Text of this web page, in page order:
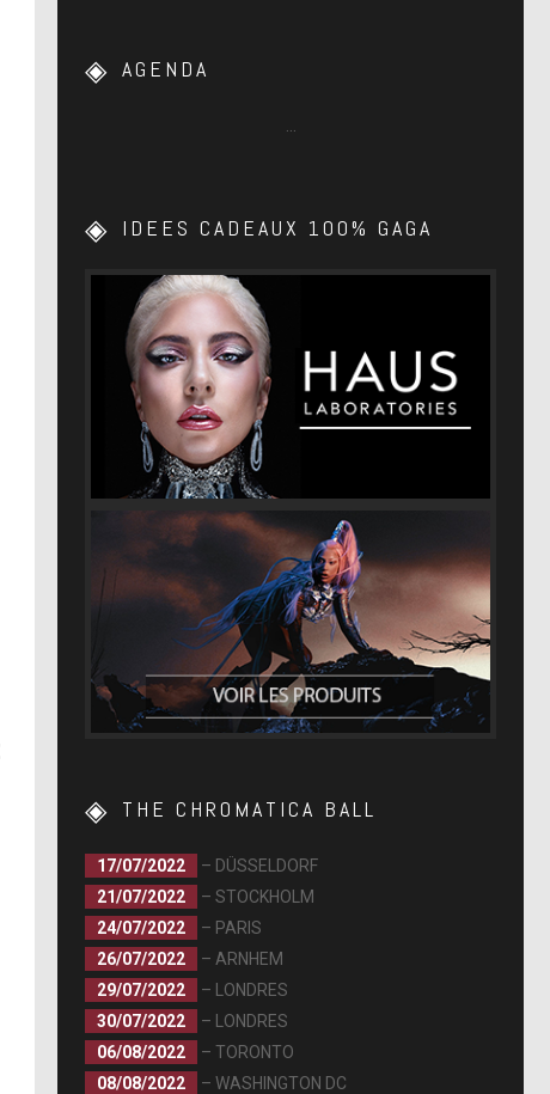
AGENDA
IDEES CADEAUX 100% GAGA
THE CHROMATICA BALL
17/07/2022
– DÜSSELDORF
21/07/2022
– STOCKHOLM
24/07/2022
– PARIS
26/07/2022
– ARNHEM
29/07/2022
– LONDRES
30/07/2022
– LONDRES
06/08/2022
– TORONTO
08/08/2022
– WASHINGTON DC